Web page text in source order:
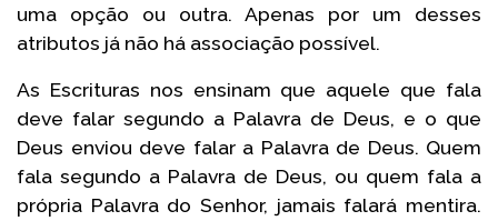
uma opção ou outra. Apenas por um desses
atributos já não há associação possível.
As Escrituras nos ensinam que aquele que fala
deve falar segundo a Palavra de Deus, e o que
Deus enviou deve falar a Palavra de Deus. Quem
fala segundo a Palavra de Deus, ou quem fala a
própria Palavra do Senhor, jamais falará mentira.